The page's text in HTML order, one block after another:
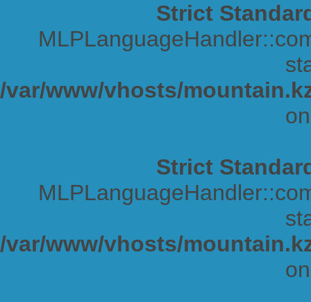
Strict
/var/www/vhosts/
Strict
/var/www/vhosts/